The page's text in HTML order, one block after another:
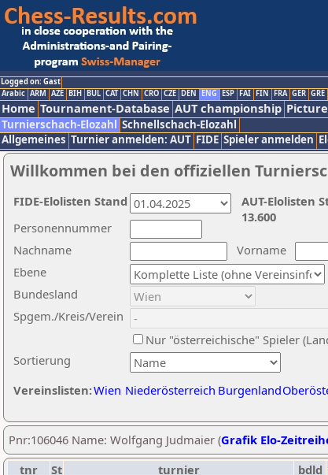
Logged on: Gast
Arabic ARM AZE BIH BUL CAT CHN CRO CZE DEN ENG ESP FAI FIN FRA GER GRE
Home Tournament-Database AUT championship
Turnierschach-Elozahl Schnellschach-Elozahl
Allgemeines Turnier anmelden: AUT FIDE Spieler anmelden
Willkommen bei den offiziellen
Nachname
Vorname
Ebene
Sortierung
Personennummer
Bundesland
Spgem./Kreis/Verein
Nur "österreichische" Spieler
Vereinslisten:Wien Niederösterreich Burgenland
AUT-Elolisten
13.600
FIDE-Elolisten Stand
Pnr:106046 Name: Wolfgang Judmaier (Grafik Elo-
tnr
St turnier bdld